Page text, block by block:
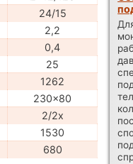
24/15
2,2
0,4
25
1262
230x80
2/2x
1530
680